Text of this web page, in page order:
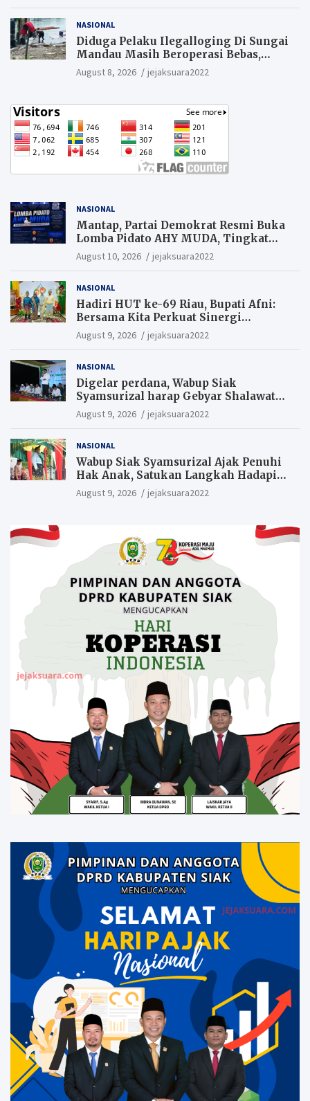
NASIONAL
Diduga Pelaku Ilegalloging Di Sungai
Mandau Masih Beroperasi Bebas,
Masyarakat Minta Aparat Penegak
Hukum Segera Tangkap Aktor Dan
August 8, 2026 jejaksuara2022
NASIONAL
Mantap, Partai Demokrat Resmi Buka
Lomba Pidato AHY MUDA, Tingkat
Pelajar. Suaramu idemu untuk
Indonesia maju
August 10, 2026 jejaksuara2022
NASIONAL
Hadiri HUT ke-69 Riau, Bupati Afni:
Bersama Kita Perkuat Sinergi
Pembangunan
August 9, 2026 jejaksuara2022
NASIONAL
Digelar perdana, Wabup Siak
Syamsurizal harap Gebyar Shalawat
bisa meningkatkan nilai keagamaan
ditengah-tengah masyarakat.
August 9, 2026 jejaksuara2022
NASIONAL
Wabup Siak Syamsurizal Ajak Penuhi
Hak Anak, Satukan Langkah Hadapi
Tantangan Daerah
August 9, 2026 jejaksuara2022